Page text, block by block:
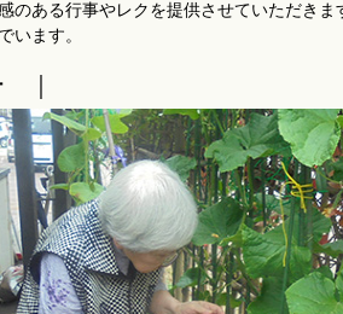
のある行事やレクを提供させていただき
います。
｜